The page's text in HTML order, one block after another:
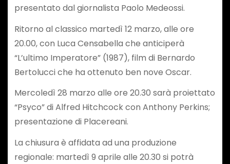
presentato dal giornalista Paolo Medeossi.
Ritorno al classico martedì 12 marzo, alle ore
20.00, con Luca Censabella che anticiperà
“L’ultimo Imperatore” (1987), film di Bernardo
Bertolucci che ha ottenuto ben nove Oscar.
Mercoledì 28 marzo alle ore 20.30 sarà proiettato
“Psyco” di Alfred Hitchcock con Anthony Perkins;
presentazione di Placereani.
La chiusura è affidata ad una produzione
regionale: martedì 9 aprile alle 20.30 si potrà